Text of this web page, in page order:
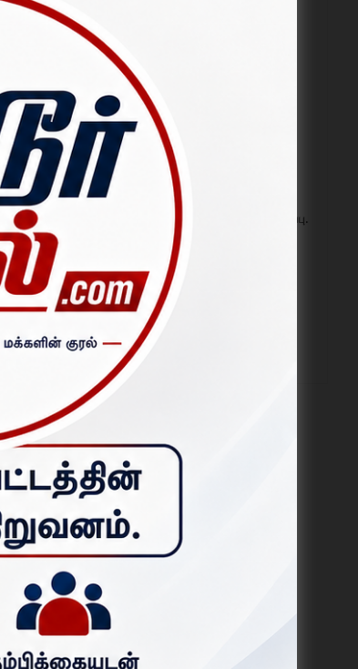
நடவடிக்கை எடுக்க சமூக
ஆர்வலர்கள், விவசாயிகள்
கோரிக்கை.
ஆகஸ்ட் 06, 2026
பழங்குடியினருக்கு வன உரிமைச்
சட்டப்படி பட்டா வழங்கக் கோரி
தருமபுரியில் மனு கொடுக்கும்
போராட்டம்; 6,350 மனுக்கள் அளிப்பு.
ஆகஸ்ட் 01, 2026
உதயநிதி ஸ்டாலின் கைது:
தருமபுரியில் திமுகவினர் சாலை
மறியல்; போலீசார் கைது செய்து
அப்புறப்படுத்தினர்.